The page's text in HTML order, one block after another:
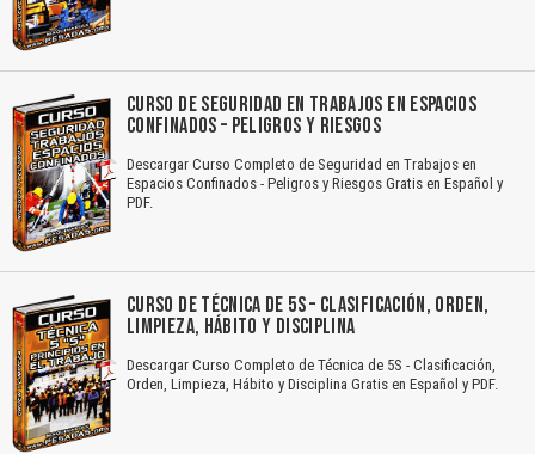
CURSO DE SEGURIDAD EN TRABAJOS EN ESPACIOS
CONFINADOS – PELIGROS Y RIESGOS
Descargar Curso Completo de Seguridad en Trabajos en
Espacios Confinados - Peligros y Riesgos Gratis en Español y
PDF.
CURSO DE TÉCNICA DE 5S – CLASIFICACIÓN, ORDEN,
LIMPIEZA, HÁBITO Y DISCIPLINA
Descargar Curso Completo de Técnica de 5S - Clasificación,
Orden, Limpieza, Hábito y Disciplina Gratis en Español y PDF.
Texto o Imagen de portada son erróneos.
No carga o no se visualiza el contenido.
Reportar otro tipo de error...